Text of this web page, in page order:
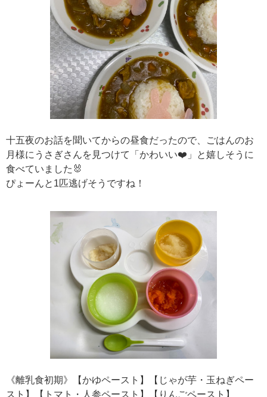
十五夜のお話を聞いてからの昼食だったので、ごはんのお
月様にうさぎさんを見つけて「かわいい❤️」と嬉しそうに
食べていました🐰
ぴょーんと1匹逃げそうですね！
《離乳食初期》【かゆペースト】【じゃが芋・玉ねぎペー
スト】【トマト・人参ペースト】【りんごペースト】